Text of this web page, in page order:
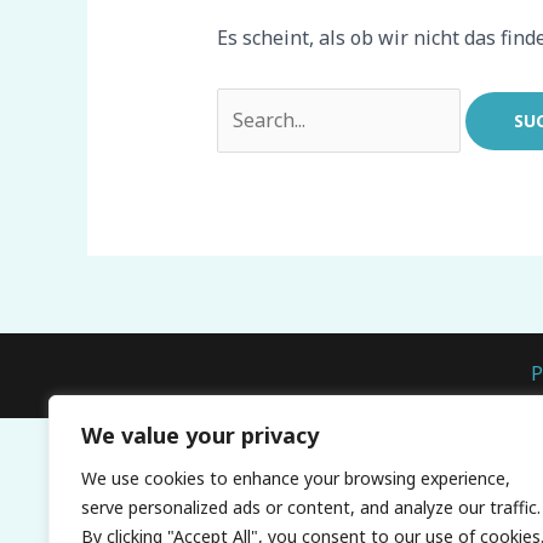
We value your privacy
We use cookies to enhance your browsing experience,
serve personalized ads or content, and analyze our traffic.
By clicking "Accept All", you consent to our use of cookies.
Es scheint, als ob wir nicht das